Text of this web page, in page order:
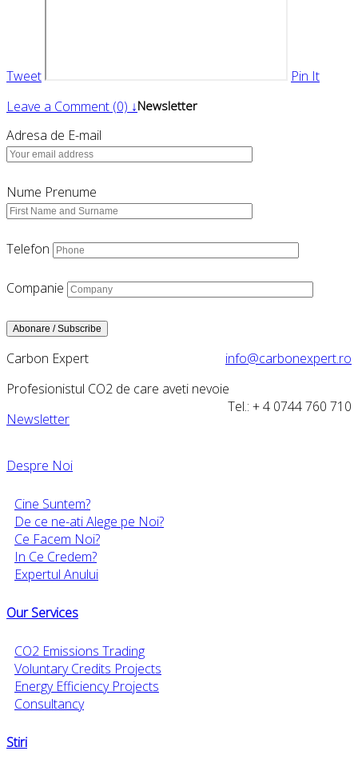
Tweet
Pin It
Leave a Comment (0) ↓Newsletter
Adresa de E-mail
Nume Prenume
Telefon
Companie
Carbon Expert
info@carbonexpert.ro
Profesionistul CO2 de care aveti nevoie
Tel.: + 4 0744 760 710
Newsletter
Despre Noi
Cine Suntem?
De ce ne-ati Alege pe Noi?
Ce Facem Noi?
In Ce Credem?
Expertul Anului
Our Services
CO2 Emissions Trading
Voluntary Credits Projects
Energy Efficiency Projects
Consultancy
Stiri